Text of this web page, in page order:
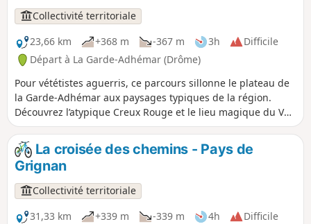
Collectivité territoriale
23,66 km
+368 m -367 m 3h
Difficile
Départ à La Garde-Adhémar (Drôme)
Pour vététistes aguerris, ce parcours sillonne le plateau de
la Garde-Adhémar aux paysages typiques de la région.
Découvrez l’atypique Creux Rouge et le lieu magique du Val
des Nymphes. De nombreux singles vous emmeneront près
des cuves lapidaires.
La croisée des chemins - Pays de
Grignan
Collectivité territoriale
31,33 km
+339 m -339 m 4h
Difficile